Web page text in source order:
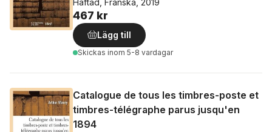
Häftad, Franska, 2019
467 kr
Lägg till
Skickas inom 5-8 vardagar
Catalogue de tous les timbres-poste et
timbres-télégraphe parus jusqu'en
1894